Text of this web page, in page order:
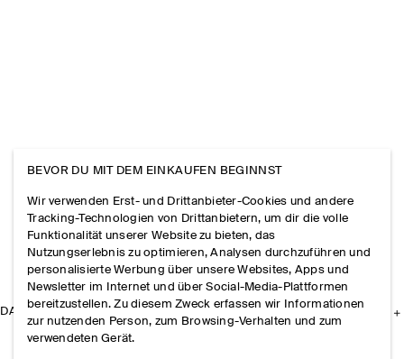
DAS UNTERNEHMEN
BEVOR DU MIT DEM EINKAUFEN BEGINNST
Wir verwenden Erst- und Drittanbieter-Cookies und andere
Tracking-Technologien von Drittanbietern, um dir die volle
Funktionalität unserer Website zu bieten, das
Nutzungserlebnis zu optimieren, Analysen durchzuführen und
personalisierte Werbung über unsere Websites, Apps und
Newsletter im Internet und über Social-Media-Plattformen
bereitzustellen. Zu diesem Zweck erfassen wir Informationen
zur nutzenden Person, zum Browsing-Verhalten und zum
verwendeten Gerät.